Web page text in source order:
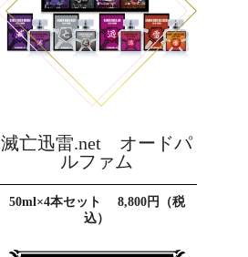
滅亡迅雷.net オードパ
ルファム
50ml×4本セット 8,800円（税
込）